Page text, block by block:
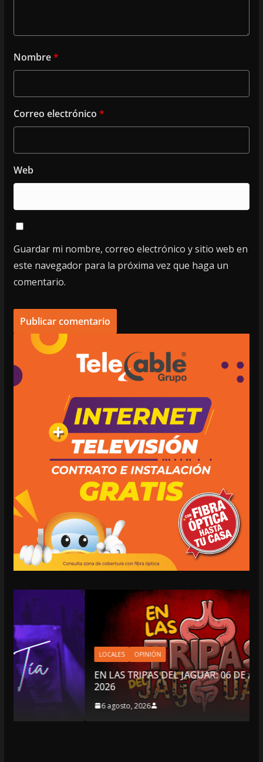
Nombre*
Correo electrónico *
Web
Guardar mi nombre, correo electrónico y sitio web en
este navegador para la próxima vez que haga un
comentario.
LOCALES OPINIÓN
EN LAS TRIPAS DEL JAGUAR: 06 DE AGOSTO DE
2026
6 agosto, 2026